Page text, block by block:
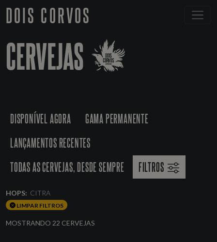
DOIS CORVOS
CERVEJAS
DISPONÍVEL AGORA
GAMA PERMANENTE
LANÇAMENTOS RECENTES
TODAS AS CERVEJAS, DESDE SEMPRE
FILTROS
HOPS: CITRA
LIMPAR FILTROS
MOSTRANDO 22 CERVEJAS